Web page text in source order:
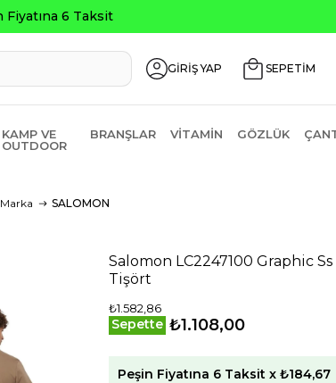
GİRİŞ YAP SEPETİM
KAMP VE
OUTDOOR
BRANŞLAR VITAMIN GÖZLÜK
Marka SALOMON
Salomon LC2247100 Graphic
Tişört
₺1.582,86
Sepette ₺1.108,00
Peşin Fiyatına 6 Taksit x ₺184,67